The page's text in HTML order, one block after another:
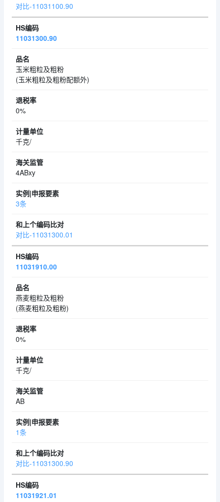
对比-11031100.90
11031300.90
玉米粗粒及粗粉
(玉米粗粒及粗粉配额外)
0%
千克/
4ABxy
3条
对比-11031300.01
11031910.00
燕麦粗粒及粗粉
(燕麦粗粒及粗粉)
0%
千克/
AB
1条
对比-11031300.90
11031921.01